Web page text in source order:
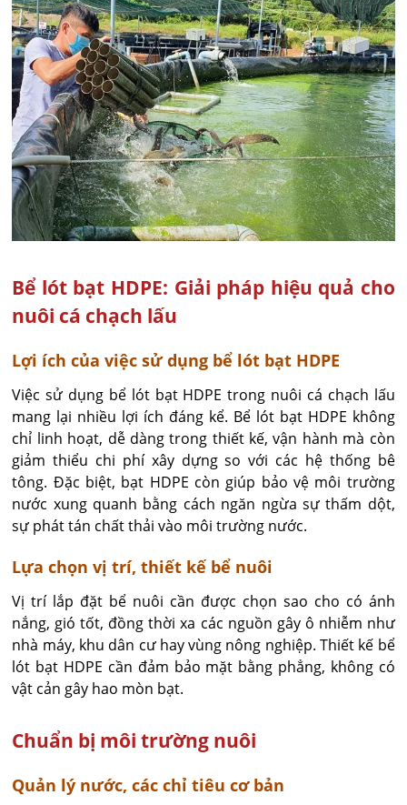
Bể lót bạt HDPE: Giải pháp hiệu quả cho
nuôi cá chạch lấu
Lợi ích của việc sử dụng bể lót bạt HDPE
Việc sử dụng bể lót bạt HDPE trong nuôi cá chạch lấu
mang lại nhiều lợi ích đáng kể. Bể lót bạt HDPE không
chỉ linh hoạt, dễ dàng trong thiết kế, vận hành mà còn
giảm thiểu chi phí xây dựng so với các hệ thống bê
tông. Đặc biệt, bạt HDPE còn giúp bảo vệ môi trường
nước xung quanh bằng cách ngăn ngừa sự thấm dột,
sự phát tán chất thải vào môi trường nước.
Lựa chọn vị trí, thiết kế bể nuôi
Vị trí lắp đặt bể nuôi cần được chọn sao cho có ánh
nắng, gió tốt, đồng thời xa các nguồn gây ô nhiễm như
nhà máy, khu dân cư hay vùng nông nghiệp. Thiết kế bể
lót bạt HDPE cần đảm bảo mặt bằng phẳng, không có
vật cản gây hao mòn bạt.
Chuẩn bị môi trường nuôi
Quản lý nước, các chỉ tiêu cơ bản